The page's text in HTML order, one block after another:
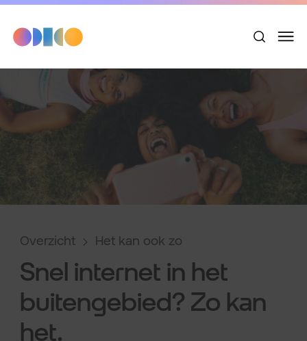
Overzicht Het kan ook zo
Snel internet in het
buitengebied? Zo kan
het.